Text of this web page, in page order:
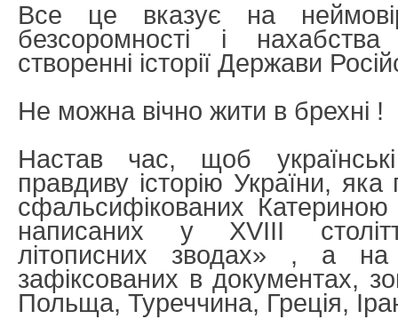
Все це вказує на
безсоромності і
створенні історії Держави
Не можна вічно жити в брехні !
Настав час, щоб
правдиву історію України,
сфальсифікованих Катериною
написаних у XVIII
літописних зводах» , а на
зафіксованих в документах,
Польща, Туреччина, Греція,